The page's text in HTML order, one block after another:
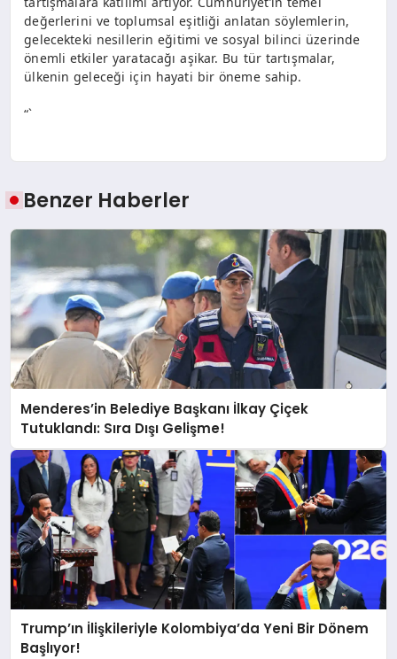
değerlerini ve toplumsal eşitliği anlatan söylemlerin,
gelecekteki nesillerin eğitimi ve sosyal bilinci üzerinde
önemli etkiler yaratacağı aşikar. Bu tür tartışmalar,
ülkenin geleceği için hayati bir öneme sahip.
“`
Benzer Haberler
Menderes’in Belediye Başkanı İlkay Çiçek
Tutuklandı: Sıra Dışı Gelişme!
Trump’ın İlişkileriyle Kolombiya’da Yeni Bir Dönem
Başlıyor!